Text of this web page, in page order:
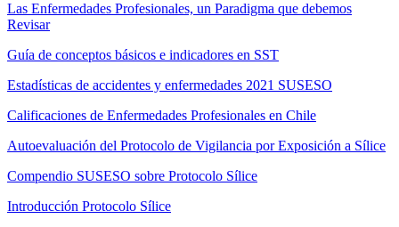
Las Enfermedades Profesionales, un Paradigma que debemos
Revisar
Guía de conceptos básicos e indicadores en SST
Estadísticas de accidentes y enfermedades 2021 SUSESO
Calificaciones de Enfermedades Profesionales en Chile
Autoevaluación del Protocolo de Vigilancia por Exposición a Sílice
Compendio SUSESO sobre Protocolo Sílice
Introducción Protocolo Sílice